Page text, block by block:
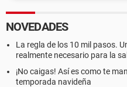
NOVEDADES
La regla de los 10 mil pasos.
realmente necesario para la
¡No caigas! Así es como te
temporada navideña